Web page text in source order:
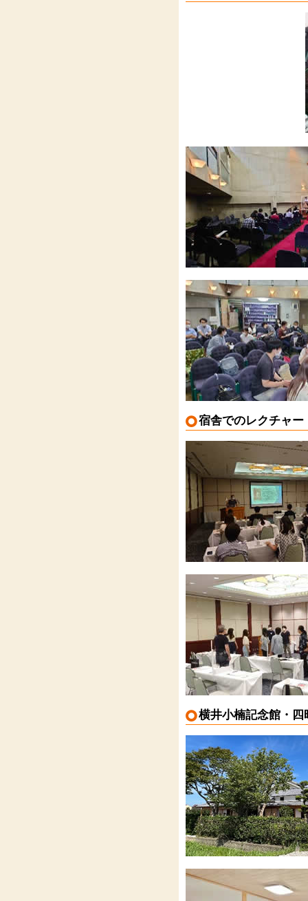
宿舎でのレクチャー
横井小楠記念館・四